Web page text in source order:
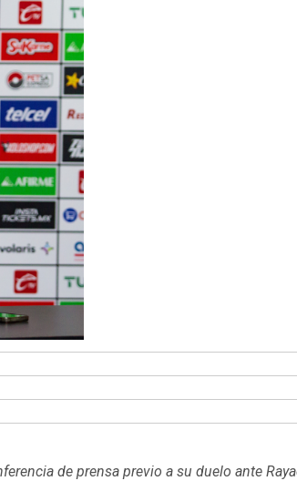
de prensa previo a su duelo ante